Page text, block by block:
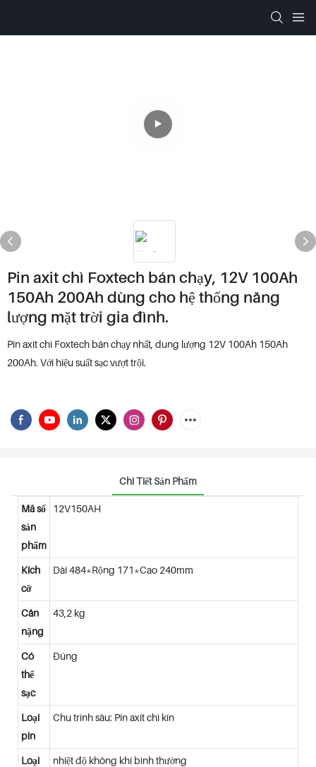
Pin axit chì Foxtech bán chạy, 12V 100Ah
150Ah 200Ah dùng cho hệ thống năng
lượng mặt trời gia đình.
Pin axit chì Foxtech bán chạy nhất, dung lượng 12V 100Ah 150Ah
200Ah. Với hiệu suất sạc vượt trội.
Chi Tiết Sản Phẩm
Mã số
sản
phẩm
12V150AH
Kích
cỡ
Dài 484*Rộng 171*Cao 240mm
Cân
nặng
43,2 kg
Có
thể
sạc
Đúng
Loại
pin
Chu trình sâu: Pin axit chì kín
Loại
nhiệt độ không khí bình thường